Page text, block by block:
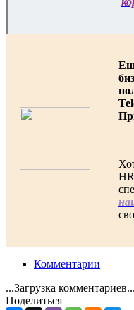
Комментарии
...Загрузка комментариев...
Поделиться